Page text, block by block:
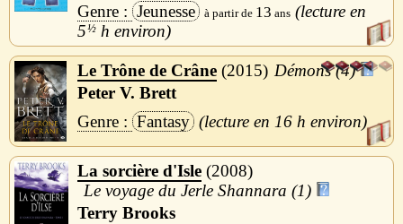
Jeunesse
13
5½ h
Le Trône de Crâne 2015
Démons (4)
Peter V. Brett
Fantasy
16 h
La sorcière d'Isle 2008
Le voyage du Jerle Shannara (1)
Terry Brooks